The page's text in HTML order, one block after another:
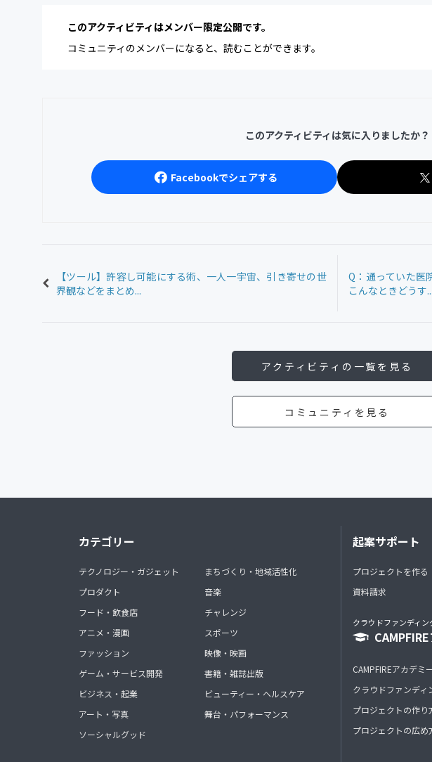
このアクティビティはメンバー限定公開です。
コミュニティのメンバーになると、読むことができます。
このアクティビティは気に入りましたか？
Facebookでシェアする
【ツール】許容し可能にする術、一人一宇宙、引き寄せの世
界観などをまとめ...
Q：通っていた医
こんなときどうす...
アクティビティの一覧を見る
コミュニティを見る
カテゴリー
テクノロジー・ガジェット
プロダクト
フード・飲食店
アニメ・漫画
ファッション
ゲーム・サービス開発
ビジネス・起業
アート・写真
ソーシャルグッド
まちづくり・地域活性化
音楽
チャレンジ
スポーツ
映像・映画
書籍・雑誌出版
ビューティー・ヘルスケア
舞台・パフォーマンス
起案サポート
プロジェクトを作る
資料請求
クラウドファンディ
CAMPFIREアカデミ
クラウドファンディ
プロジェクトの作り
プロジェクトの広め